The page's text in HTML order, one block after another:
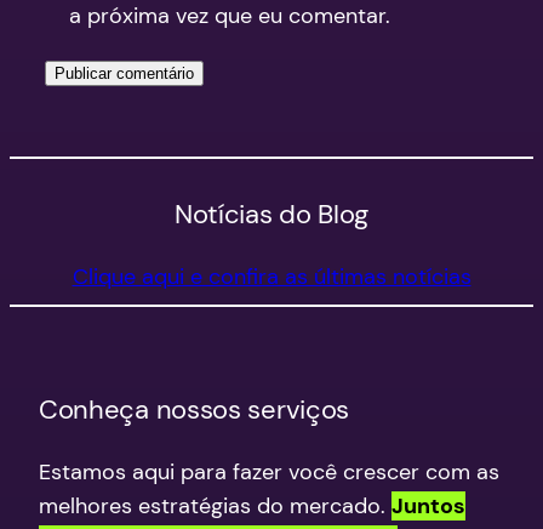
a próxima vez que eu comentar.
Notícias do Blog
Clique aqui e confira as últimas notícias
Conheça nossos serviços
Estamos aqui para fazer você crescer com as
melhores estratégias do mercado. Juntos